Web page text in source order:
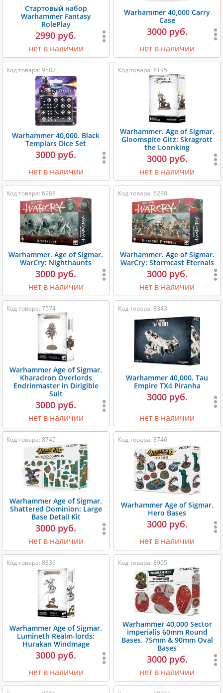
Стартовый набор
Warhammer Fantasy
RolePlay
2990 руб.
нет в наличии
Warhammer 40,000 Carry
Case
3000 руб.
нет в наличии
Код товара: 9587
Warhammer 40,000. Black
Templars Dice Set
3000 руб.
нет в наличии
Код товара: 6195
Warhammer. Age of Sigmar.
Gloomspite Gitz: Skragrott
the Loonking
3000 руб.
нет в наличии
Код товара: 6288
Warhammer. Age of Sigmar.
WarCry: Nighthaunts
3000 руб.
нет в наличии
Код товара: 6290
Warhammer. Age of Sigmar.
WarCry: Stormcast Eternals
3000 руб.
нет в наличии
Код товара: 7574
Warhammer Age of Sigmar.
Kharadron Overlords
Endrinmaster in Dirigible
Suit
3000 руб.
нет в наличии
Код товара: 8343
Warhammer 40,000. Tau
Empire TX4 Piranha
3000 руб.
нет в наличии
Код товара: 8745
Warhammer Age of Sigmar.
Shattered Dominion: Large
Base Detail Kit
3000 руб.
нет в наличии
Код товара: 8746
Warhammer Age of Sigmar.
Hero Bases
3000 руб.
нет в наличии
Код товара: 8836
Warhammer Age of Sigmar.
Lumineth Realm-lords:
Hurakan Windmage
3000 руб.
нет в наличии
Код товара: 8905
Warhammer 40,000 Sector
imperialis 60mm Round
Bases. 75mm & 90mm Oval
Bases
3000 руб.
нет в наличии